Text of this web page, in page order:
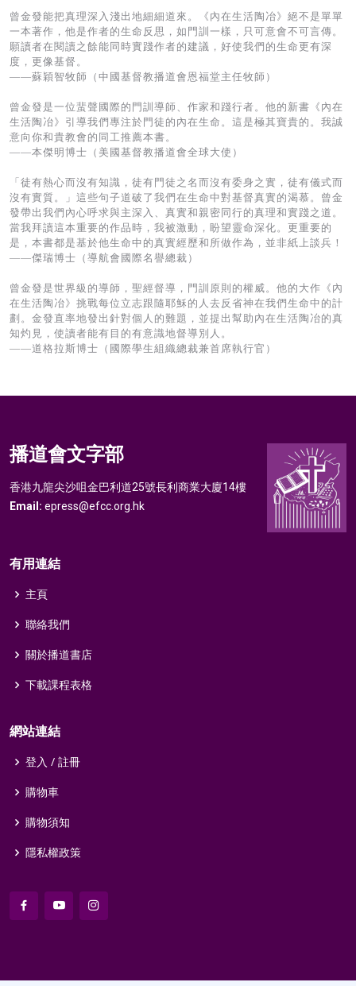
曾金發能把真理深入淺出地細細道來。《內在生活陶冶》絕不是單單
一本著作，他是作者的生命反思，如門訓一樣，只可意會不可言傳。
願讀者在閱讀之餘能同時實踐作者的建議，好使我們的生命更有深
度，更像基督。
——蘇穎智牧師（中國基督教播道會恩福堂主任牧師）
曾金發是一位蜚聲國際的門訓導師、作家和踐行者。他的新書《內在
生活陶冶》引導我們專注於門徒的內在生命。這是極其寶貴的。我誠
意向你和貴教會的同工推薦本書。
——本傑明博士（美國基督教播道會全球大使）
「徒有熱心而沒有知識，徒有門徒之名而沒有委身之實，徒有儀式而
沒有實質。」這些句子道破了我們在生命中對基督真實的渴慕。曾金
發帶出我們內心呼求與主深入、真實和親密同行的真理和實踐之道。
當我拜讀這本重要的作品時，我被激動，盼望靈命深化。更重要的
是，本書都是基於他生命中的真實經歷和所做作為，並非紙上談兵！
——傑瑞博士（導航會國際名譽總裁）
曾金發是世界級的導師，聖經督導，門訓原則的權威。他的大作《內
在生活陶冶》挑戰每位立志跟隨耶穌的人去反省神在我們生命中的計
劃。金發直率地發出針對個人的難題，並提出幫助內在生活陶冶的真
知灼見，使讀者能有目的有意識地督導別人。
——道格拉斯博士（國際學生組織總裁兼首席執行官）
播道會文字部
香港九龍尖沙咀金巴利道25號長利商業大廈14樓
Email: epress@efcc.org.hk
有用連結
主頁
聯絡我們
關於播道書店
下載課程表格
網站連結
登入 / 註冊
購物車
購物須知
隱私權政策